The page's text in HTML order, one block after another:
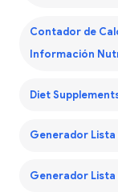
Contador de
Información
Diet
Generador
Generador Lista